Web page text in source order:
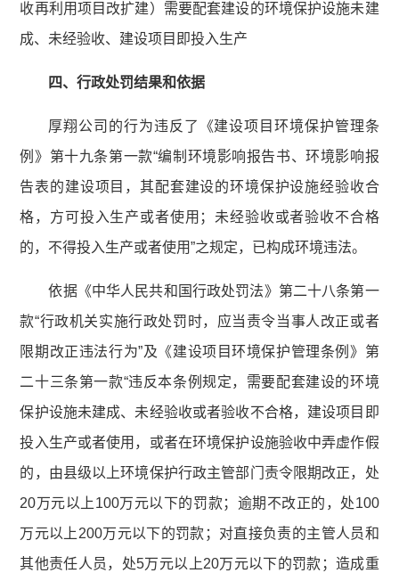
收再利用项目改扩建）需要配套建设的环境保护设施未建
成、未经验收、建设项目即投入生产
四、行政处罚结果和依据
厚翔公司的行为违反了《建设项目环境保护管理条
例》第十九条第一款“编制环境影响报告书、环境影响报
告表的建设项目，其配套建设的环境保护设施经验收合
格，方可投入生产或者使用；未经验收或者验收不合格
的，不得投入生产或者使用”之规定，已构成环境违法。
依据《中华人民共和国行政处罚法》第二十八条第一
款“行政机关实施行政处罚时，应当责令当事人改正或者
限期改正违法行为”及《建设项目环境保护管理条例》第
二十三条第一款“违反本条例规定，需要配套建设的环境
保护设施未建成、未经验收或者验收不合格，建设项目即
投入生产或者使用，或者在环境保护设施验收中弄虚作假
的，由县级以上环境保护行政主管部门责令限期改正，处
20万元以上100万元以下的罚款；逾期不改正的，处100
万元以上200万元以下的罚款；对直接负责的主管人员和
其他责任人员，处5万元以上20万元以下的罚款；造成重